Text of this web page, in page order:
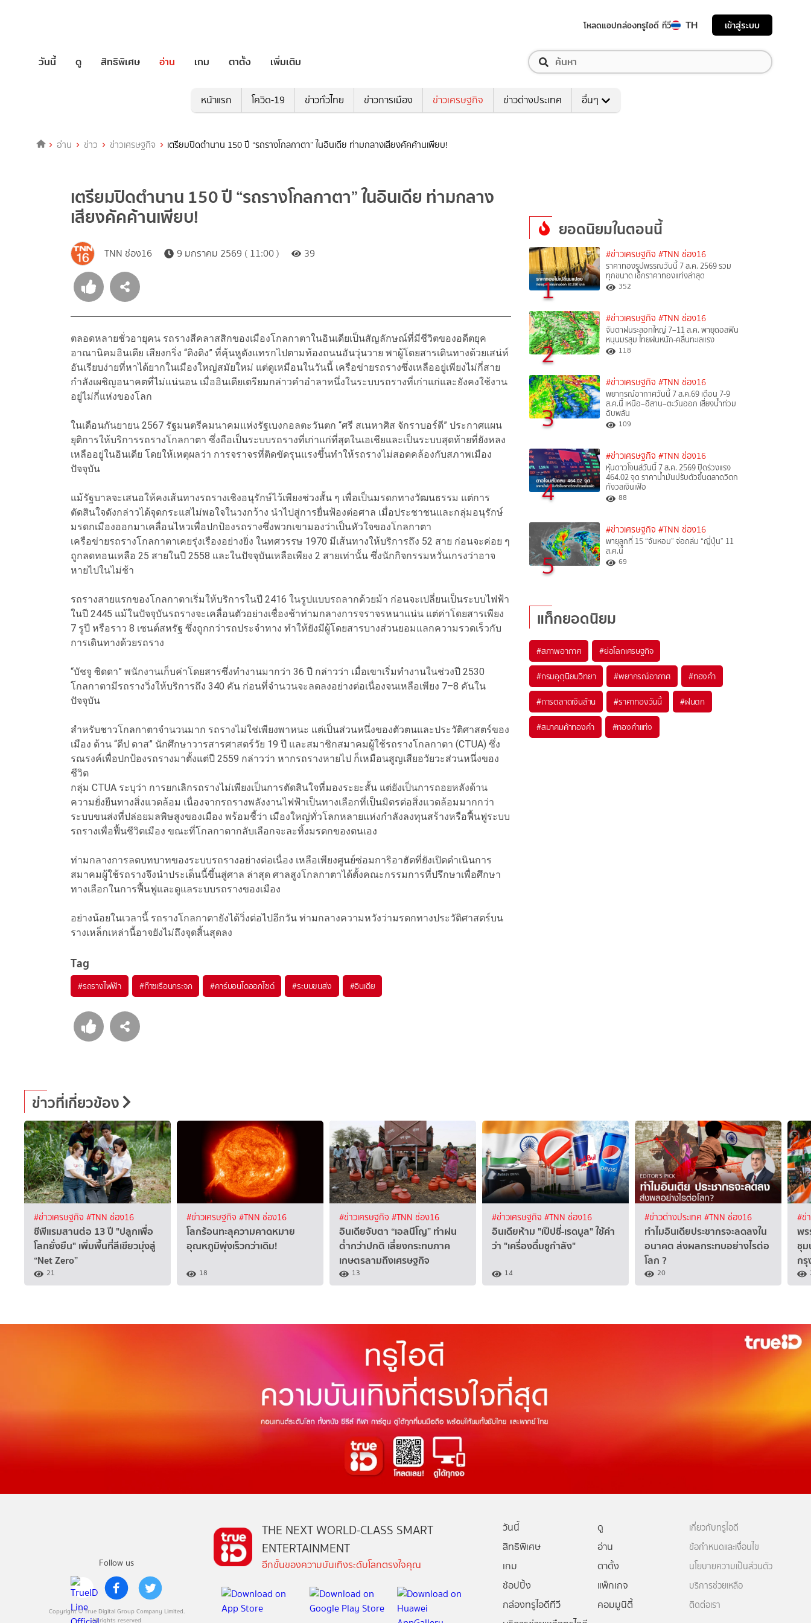
โหลดแอปกล่องทรูไอดี ทีวี TH เข้าสู่ระบบ
วันนี้ ดู สิทธิพิเศษ อ่าน เกม ตาตั้ง เพิ่มเติม
หน้าแรก โควิด-19 ข่าวทั่วไทย ข่าวการเมือง ข่าวเศรษฐกิจ ข่าวต่างประเทศ อื่นๆ
อ่าน ข่าว ข่าวเศรษฐกิจ เตรียมปิดตำนาน 150 ปี “รถรางโกลกาตา” ในอินเดีย ท่ามกลางเสียงคัคค้านเพียบ!
เตรียมปิดตำนาน 150 ปี “รถรางโกลกาตา” ในอินเดีย ท่ามกลาง
เสียงคัคค้านเพียบ!
TNN ช่อง16 9 มกราคม 2569 ( 11:00 ) 39
ตลอดหลายชั่วอายุคน รถรางสีคลาสสิกของเมืองโกลกาตาในอินเดียเป็นสัญลักษณ์ที่มีชีวิตของอดีตยุค
อาณานิคมอินเดีย เสียงกริ่ง “ดิงดิง” ที่คุ้นหูดังแทรกไปตามท้องถนนอันวุ่นวาย พาผู้โดยสารเดินทางด้วยเสน่ห์
อันเรียบง่ายที่หาได้ยากในเมืองใหญ่สมัยใหม่ แต่ดูเหมือนในวันนี้ เครือข่ายรถรางซึ่งเหลืออยู่เพียงไม่กี่สาย
กำลังเผชิญอนาคตที่ไม่แน่นอน เมื่ออินเดียเตรียมกล่าวคำอำลาหนึ่งในระบบรถรางที่เก่าแก่และยังคงใช้งาน
อยู่ไม่กี่แห่งของโลก
ในเดือนกันยายน 2567 รัฐมนตรีคมนาคมแห่งรัฐเบงกอลตะวันตก “ศรี สเนหาศิส จักราบอร์ตี” ประกาศแผน
ยุติการให้บริการรถรางโกลกาตา ซึ่งถือเป็นระบบรถรางที่เก่าแก่ที่สุดในเอเชียและเป็นระบบสุดท้ายที่ยังหลง
เหลืออยู่ในอินเดีย โดยให้เหตุผลว่า การจราจรที่ติดขัดรุนแรงขึ้นทำให้รถรางไม่สอดคล้องกับสภาพเมือง
ปัจจุบัน
แม้รัฐบาลจะเสนอให้คงเส้นทางรถรางเชิงอนุรักษ์ไว้เพียงช่วงสั้น ๆ เพื่อเป็นมรดกทางวัฒนธรรม แต่การ
ตัดสินใจดังกล่าวได้จุดกระแสไม่พอใจในวงกว้าง นำไปสู่การยื่นฟ้องต่อศาล เมื่อประชาชนและกลุ่มอนุรักษ์
มรดกเมืองออกมาเคลื่อนไหวเพื่อปกป้องรถรางซึ่งพวกเขามองว่าเป็นหัวใจของโกลกาตา
เครือข่ายรถรางโกลกาตาเคยรุ่งเรืองอย่างยิ่ง ในทศวรรษ 1970 มีเส้นทางให้บริการถึง 52 สาย ก่อนจะค่อย ๆ
ถูกลดทอนเหลือ 25 สายในปี 2558 และในปัจจุบันเหลือเพียง 2 สายเท่านั้น ซึ่งนักกิจกรรมหวั่นเกรงว่าอาจ
หายไปในไม่ช้า
รถรางสายแรกของโกลกาตาเริ่มให้บริการในปี 2416 ในรูปแบบรถลากด้วยม้า ก่อนจะเปลี่ยนเป็นระบบไฟฟ้า
ในปี 2445 แม้ในปัจจุบันรถรางจะเคลื่อนตัวอย่างเชื่องช้าท่ามกลางการจราจรหนาแน่น แต่ค่าโดยสารเพียง
7 รูปี หรือราว 8 เซนต์สหรัฐ ซึ่งถูกกว่ารถประจำทาง ทำให้ยังมีผู้โดยสารบางส่วนยอมแลกความรวดเร็วกับ
การเดินทางด้วยรถราง
“บัชจู ซิดดา” พนักงานเก็บค่าโดยสารซึ่งทำงานมากว่า 36 ปี กล่าวว่า เมื่อเขาเริ่มทำงานในช่วงปี 2530
โกลกาตามีรถรางวิ่งให้บริการถึง 340 คัน ก่อนที่จำนวนจะลดลงอย่างต่อเนื่องจนเหลือเพียง 7–8 คันใน
ปัจจุบัน
สำหรับชาวโกลกาตาจำนวนมาก รถรางไม่ใช่เพียงพาหนะ แต่เป็นส่วนหนึ่งของตัวตนและประวัติศาสตร์ของ
เมือง ด้าน “ดีป ดาส” นักศึกษาวารสารศาสตร์วัย 19 ปี และสมาชิกสมาคมผู้ใช้รถรางโกลกาตา (CTUA) ซึ่ง
รณรงค์เพื่อปกป้องรถรางมาตั้งแต่ปี 2559 กล่าวว่า หากรถรางหายไป ก็เหมือนสูญเสียอวัยวะส่วนหนึ่งของ
ชีวิต
กลุ่ม CTUA ระบุว่า การยกเลิกรถรางไม่เพียงเป็นการตัดสินใจที่มองระยะสั้น แต่ยังเป็นการถอยหลังด้าน
ความยั่งยืนทางสิ่งแวดล้อม เนื่องจากรถรางพลังงานไฟฟ้าเป็นทางเลือกที่เป็นมิตรต่อสิ่งแวดล้อมมากกว่า
ระบบขนส่งที่ปล่อยมลพิษสูงของเมือง พร้อมชี้ว่า เมืองใหญ่ทั่วโลกหลายแห่งกำลังลงทุนสร้างหรือฟื้นฟูระบบ
รถรางเพื่อฟื้นชีวิตเมือง ขณะที่โกลกาตากลับเลือกจะละทิ้งมรดกของตนเอง
ท่ามกลางการลดบทบาทของระบบรถรางอย่างต่อเนื่อง เหลือเพียงศูนย์ซ่อมการิอาฮัตที่ยังเปิดดำเนินการ
สมาคมผู้ใช้รถรางจึงนำประเด็นนี้ขึ้นสู่ศาล ล่าสุด ศาลสูงโกลกาตาได้ตั้งคณะกรรมการที่ปรึกษาเพื่อศึกษา
ทางเลือกในการฟื้นฟูและดูแลระบบรถรางของเมือง
อย่างน้อยในเวลานี้ รถรางโกลกาตายังได้วิ่งต่อไปอีกวัน ท่ามกลางความหวังว่ามรดกทางประวัติศาสตร์บน
รางเหล็กเหล่านี้อาจยังไม่ถึงจุดสิ้นสุดลง
Tag
#รถรางไฟฟ้า #ก๊าซเรือนกระจก #คาร์บอนไดออกไซด์ #ระบบขนส่ง #อินเดีย
ยอดนิยมในตอนนี้
1
#ข่าวเศรษฐกิจ #TNN ช่อง16
ราคาทองรูปพรรณวันนี้ 7 ส.ค. 2569 รวม
ทุกขนาด เช็กราคาทองแท่งล่าสุด
352
2
#ข่าวเศรษฐกิจ #TNN ช่อง16
จับตาฝนระลอกใหญ่ 7–11 ส.ค. พายุดอลฟิน
หนุนมรสุม ไทยฝนหนัก-คลื่นทะเลแรง
118
3
#ข่าวเศรษฐกิจ #TNN ช่อง16
พยากรณ์อากาศวันนี้ 7 ส.ค.69 เตือน 7-9
ส.ค.นี้ เหนือ–อีสาน–ตะวันออก เสี่ยงน้ำท่วม
ฉับพลัน
109
4
#ข่าวเศรษฐกิจ #TNN ช่อง16
หุ้นดาวโจนส์วันนี้ 7 ส.ค. 2569 ปิดร่วงแรง
464.02 จุด ราคาน้ำมันปรับตัวขึ้นตลาดวิตก
กังวลเงินเฟ้อ
88
5
#ข่าวเศรษฐกิจ #TNN ช่อง16
พายุลูกที่ 15 “จันหอม” จ่อถล่ม “ญี่ปุ่น” 11
ส.ค.นี้
69
แท็กยอดนิยม
#สภาพอากาศ #ย่อโลกเศรษฐกิจ
#กรมอุตุนิยมวิทยา #พยากรณ์อากาศ #ทองคำ
#การตลาดเงินล้าน #ราคาทองวันนี้ #ฝนตก
#สมาคมค้าทองคำ #ทองคำแท่ง
ข่าวที่เกี่ยวข้อง
#ข่าวเศรษฐกิจ #TNN ช่อง16
ซีพีแรมสานต่อ 13 ปี "ปลูกเพื่อ
โลกยั่งยืน" เพิ่มพื้นที่สีเขียวมุ่งสู่
“Net Zero”
21
#ข่าวเศรษฐกิจ #TNN ช่อง16
โลกร้อนทะลุความคาดหมาย
อุณหภูมิพุ่งเร็วกว่าเดิม!
18
#ข่าวเศรษฐกิจ #TNN ช่อง16
อินเดียจับตา “เอลนีโญ” ทำฝน
ต่ำกว่าปกติ เสี่ยงกระทบภาค
เกษตรลามถึงเศรษฐกิจ
13
#ข่าวเศรษฐกิจ #TNN ช่อง16
อินเดียห้าม "เป๊ปซี่-เรดบูล" ใช้คำ
ว่า "เครื่องดื่มชูกำลัง"
14
#ข่าวต่างประเทศ #TNN ช่อง16
ทำไมอินเดียประชากรจะลดลงใน
อนาคต ส่งผลกระทบอย่างไรต่อ
โลก ?
20
#ข่
พร
ชุม
กรุ
Follow us
Copyright © True Digital Group Company Limited.
All rights reserved
THE NEXT WORLD-CLASS SMART
ENTERTAINMENT
อีกขั้นของความบันเทิงระดับโลกตรงใจคุณ
วันนี้
ดู
สิทธิพิเศษ
อ่าน
เกม
ตาตั้ง
ช้อปปิ้ง
แพ็กเกจ
กล่องทรูไอดีทีวี
คอมมูนิตี้
เกี่ยวกับทรูไอดี
ข้อกำหนดและเงื่อนไข
นโยบายความเป็นส่วนตัว
บริการช่วยเหลือ
ติดต่อเรา